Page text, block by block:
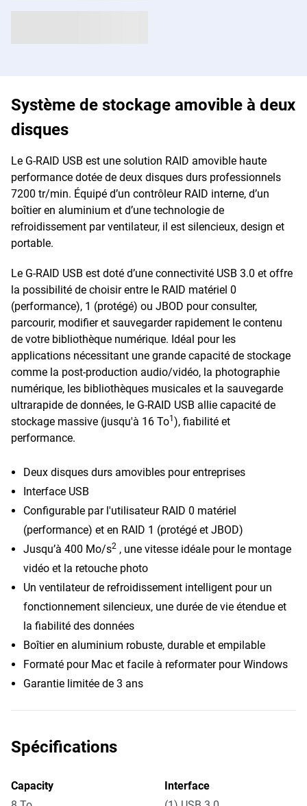
Système de stockage amovible à deux
disques
Le G-RAID USB est une solution RAID amovible haute
performance dotée de deux disques durs professionnels
7200 tr/min. Équipé d’un contrôleur RAID interne, d’un
boîtier en aluminium et d’une technologie de
refroidissement par ventilateur, il est silencieux, design et
portable.
Le G-RAID USB est doté d’une connectivité USB 3.0 et offre
la possibilité de choisir entre le RAID matériel 0
(performance), 1 (protégé) ou JBOD pour consulter,
parcourir, modifier et sauvegarder rapidement le contenu
de votre bibliothèque numérique. Idéal pour les
applications nécessitant une grande capacité de stockage
comme la post-production audio/vidéo, la photographie
numérique, les bibliothèques musicales et la sauvegarde
ultrarapide de données, le G-RAID USB allie capacité de
stockage massive (jusqu'à 16 To1 ), fiabilité et
performance.
Deux disques durs amovibles pour entreprises
Interface USB
Configurable par l'utilisateur RAID 0 matériel
(performance) et en RAID 1 (protégé et JBOD)
Jusqu’à 400 Mo/s2 , une vitesse idéale pour le montage
vidéo et la retouche photo
Un ventilateur de refroidissement intelligent pour un
fonctionnement silencieux, une durée de vie étendue et
la fiabilité des données
Boîtier en aluminium robuste, durable et empilable
Formaté pour Mac et facile à reformater pour Windows
Garantie limitée de 3 ans
Spécifications
Capacity
Interface